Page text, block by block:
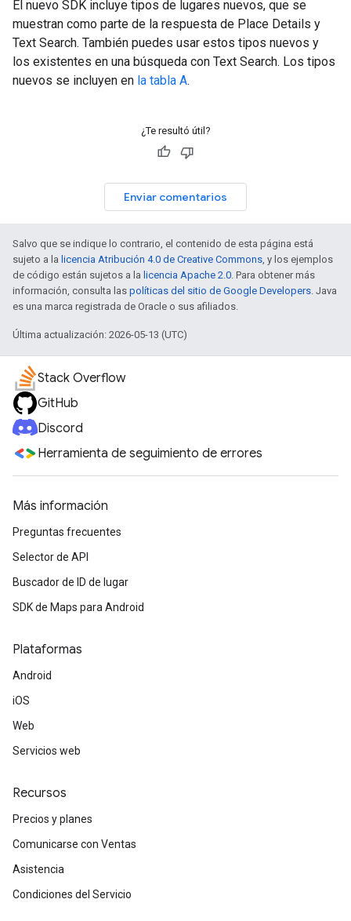
El nuevo SDK incluye tipos de lugares nuevos, que se
muestran como parte de la respuesta de Place Details y
Text Search. También puedes usar estos tipos nuevos y
los existentes en una búsqueda con Text Search. Los tipos
nuevos se incluyen en la tabla A.
¿Te resultó útil?
Enviar comentarios
Salvo que se indique lo contrario, el contenido de esta página está
sujeto a la licencia Atribución 4.0 de Creative Commons, y los ejemplos
de código están sujetos a la licencia Apache 2.0. Para obtener más
información, consulta las políticas del sitio de Google Developers. Java
es una marca registrada de Oracle o sus afiliados.
Última actualización: 2026-05-13 (UTC)
Stack Overflow
GitHub
Discord
Herramienta de seguimiento de errores
Más información
Preguntas frecuentes
Selector de API
Buscador de ID de lugar
SDK de Maps para Android
Plataformas
Android
iOS
Web
Servicios web
Recursos
Precios y planes
Comunicarse con Ventas
Asistencia
Condiciones del Servicio